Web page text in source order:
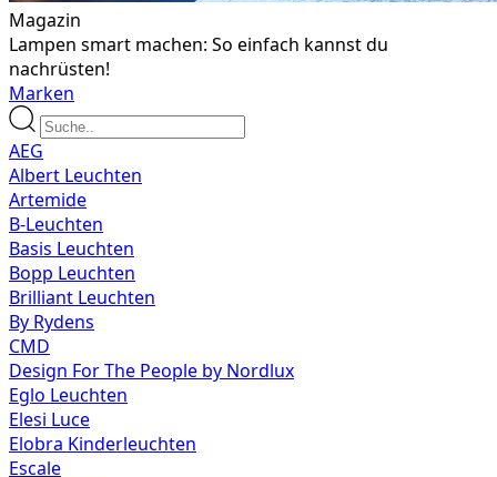
Magazin
Lampen smart machen: So einfach kannst du
nachrüsten!
Marken
AEG
Albert Leuchten
Artemide
B-Leuchten
Basis Leuchten
Bopp Leuchten
Brilliant Leuchten
By Rydens
CMD
Design For The People by Nordlux
Eglo Leuchten
Elesi Luce
Elobra Kinderleuchten
Escale